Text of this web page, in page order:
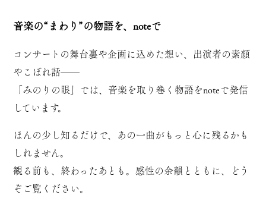
音楽の“まわり”の物語を、noteで
コンサートの舞台裏や企画に込めた想い、出演者の素顔
やこぼれ話──
「みのりの眼」では、音楽を取り巻く物語をnoteで発信
しています。
ほんの少し知るだけで、あの一曲がもっと心に残るかも
しれません。
観る前も、終わったあとも。感性の余韻とともに、どう
ぞご覧ください。